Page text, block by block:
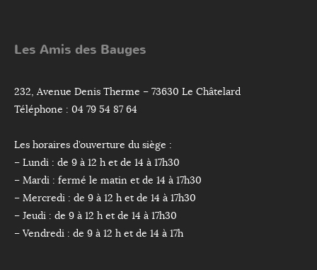
Les Amis des Bauges
232, Avenue Denis Therme – 73630 Le Châtelard
Téléphone : 04 79 54 87 64
Les horaires d’ouverture du siège :
– Lundi : de 9 à 12 h et de 14 à 17h30
– Mardi : fermé le matin et de 14 à 17h30
– Mercredi : de 9 à 12 h et de 14 à 17h30
– Jeudi : de 9 à 12 h et de 14 à 17h30
– Vendredi : de 9 à 12 h et de 14 à 17h